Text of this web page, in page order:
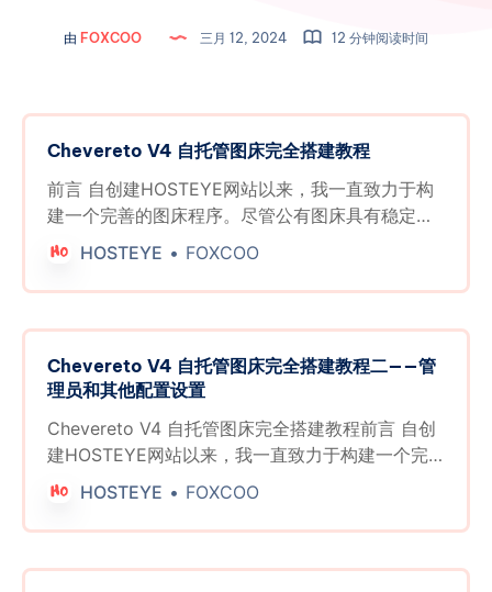
由 FOXCOO 三月 12, 2024 12 分钟阅读时间
Chevereto V4 自托管图床完全搭建教程
前言 自创建HOSTEYE网站以来，我一直致力于构
建一个完善的图床程序。尽管公有图床具有稳定
性，但我难以忍受非VIP服务的限制和广告。为了弘
扬追求卓越的精神，同时提升自身在小型项目维护
方面的经验，我最终决定搭建自己的图床系统。 选
付的方式提供软件会严重危害软件产品，并损害长
期用户的利益。一次性授权带来的负面影响包括
（1）高昂的许可定价，（2）淡化的发布周期，
（3）停滞不前的开发，（4）缺乏引人注目的功
付费程序可以持续得到维护。 借助我自己的经验，
本教程将为初学者提供一个极为详尽的指南，以帮
HOSTEYE FOXCOO
Chevereto V4 自托管图床完全搭建教程二——管
理员和其他配置设置
Chevereto V4 自托管图床完全搭建教程前言 自创
建HOSTEYE网站以来，我一直致力于构建一个完
善的图床程序。尽管公有图床具有稳定性，但我难
以忍受非VIP服务的限制和广告。为了弘扬追求卓越
的精神，同时提升自身在小型项目维护方面的经
HOSTEYE FOXCOO